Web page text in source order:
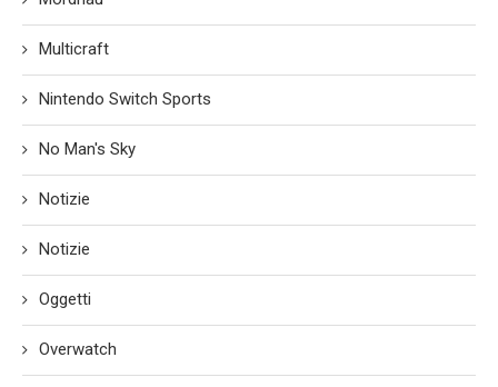
Multicraft
Nintendo Switch Sports
No Man's Sky
Notizie
Notizie
Oggetti
Overwatch